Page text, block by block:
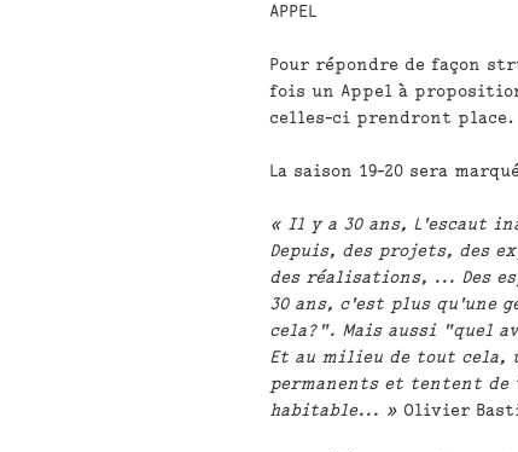
APPEL
Pour répondre de façon
fois un Appel à
celles-ci prendront place.
La saison 19-20 sera
« Il y a 30 ans, L'escaut
Depuis, des projets, des
des réalisations, ... Des
30 ans, c'est plus qu'une
cela?". Mais aussi "quel
Et au milieu de tout cela,
permanents et tentent de
habitable... » Olivier